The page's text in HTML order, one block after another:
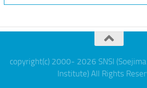
copyright(c) 2000- 2026 SNSI
Institute) All Rights